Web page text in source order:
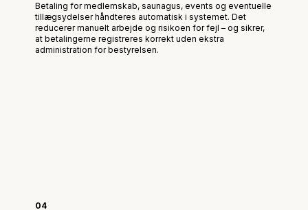
Betaling for medlemskab, saunagus, events og eventuelle
tillægsydelser håndteres automatisk i systemet. Det
reducerer manuelt arbejde og risikoen for fejl – og sikrer,
at betalingerne registreres korrekt uden ekstra
administration for bestyrelsen.
04